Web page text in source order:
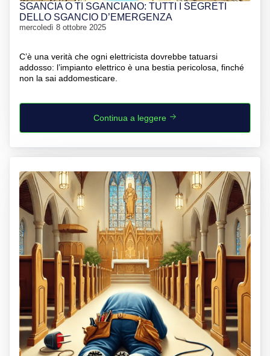
SGANCIA O TI SGANCIANO: TUTTI I SEGRETI
DELLO SGANCIO D’EMERGENZA
mercoledì 8 ottobre 2025
C’è una verità che ogni elettricista dovrebbe tatuarsi
addosso: l’impianto elettrico è una bestia pericolosa, finché
non la sai addomesticare.
Continua a leggere